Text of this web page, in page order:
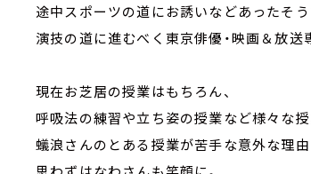
途中スポーツの道にお誘いなどあったそう
演技の道に進むべく東京俳優・映画＆放送
現在お芝居の授業はもちろん、
呼吸法の練習や立ち姿の授業など様々な
蟻浪さんのとある授業が苦手な意外な理